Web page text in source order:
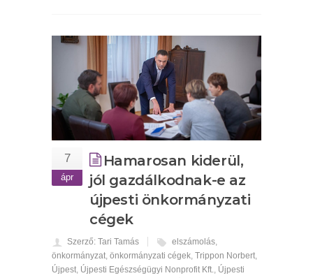
7
ápr
Hamarosan kiderül,
jól gazdálkodnak-e az
újpesti önkormányzati
cégek
Szerző: Tari Tamás elszámolás,
önkormányzat, önkormányzati cégek, Trippon Norbert,
Újpest, Újpesti Egészségügyi Nonprofit Kft., Újpesti